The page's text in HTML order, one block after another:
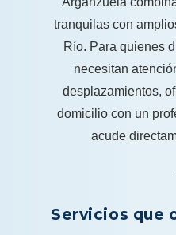
tranquilas con
Río. Para quienes
necesitan
desplazamientos,
domicilio con un
acude
Servicios que